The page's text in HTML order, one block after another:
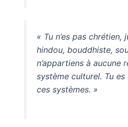
« Tu n’es pas chrétien,
hindou, bouddhiste,
n’appartiens à aucune
système culturel. Tu
ces systèmes. »